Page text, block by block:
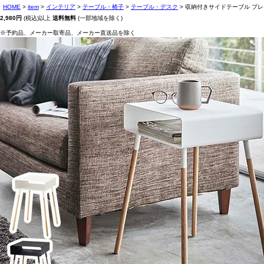
HOME item インテリア テーブル・椅子 テーブル・デスク
収納付きサイドテーブル プ
2,980円 (税込)以上 送料無料 (一部地域を除く)
※予約品、メーカー取寄品、メーカー直送品を除く